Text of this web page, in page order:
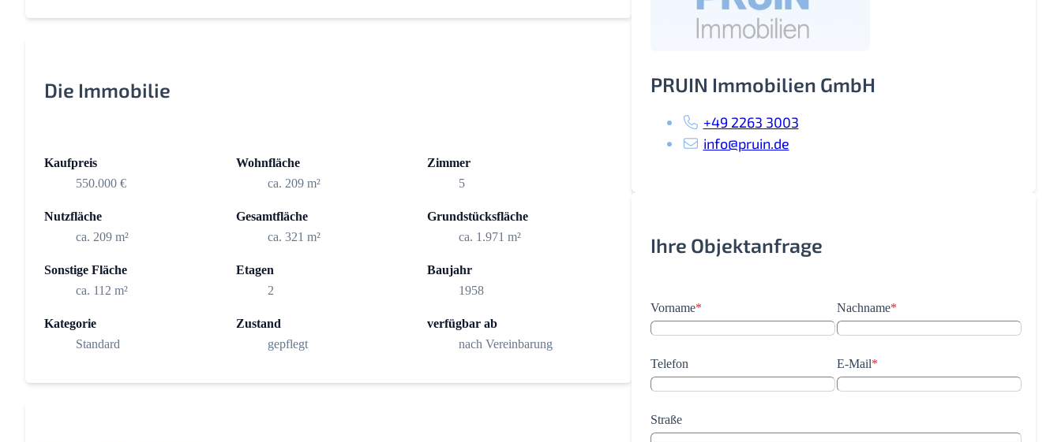
Die Immobilie
Kaufpreis
550.000 €
Wohnfläche
ca. 209 m²
Zimmer
5
Nutzfläche
ca. 209 m²
Gesamtfläche
ca. 321 m²
Grundstücksfläche
ca. 1.971 m²
Sonstige Fläche
ca. 112 m²
Etagen
2
Baujahr
1958
Kategorie
Standard
Zustand
gepflegt
verfügbar ab
nach Vereinbarung
PRUIN Immobilien GmbH
+49 2263 3003
info@pruin.de
Ihre Objektanfrage
Vorname* Nachname*
Telefon E-Mail*
Straße